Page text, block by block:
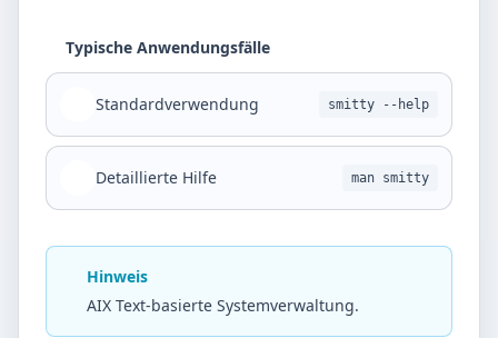
Typische Anwendungsfälle
Standardverwendung smitty --help
Detaillierte Hilfe man smitty
Hinweis
AIX Text-basierte Systemverwaltung.